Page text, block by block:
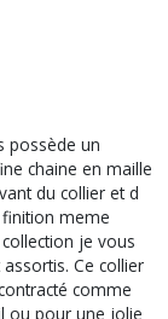
possède un
chaine en maille
du collier et d
meme
je vous
Ce collier
comme
ou pour une jolie